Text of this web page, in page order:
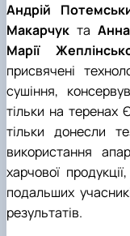
Андрій
Макарчук та
Марії
присвячені
сушіння,
тільки на теренах
тільки донесли
використання
харчової
подальших
результатів.